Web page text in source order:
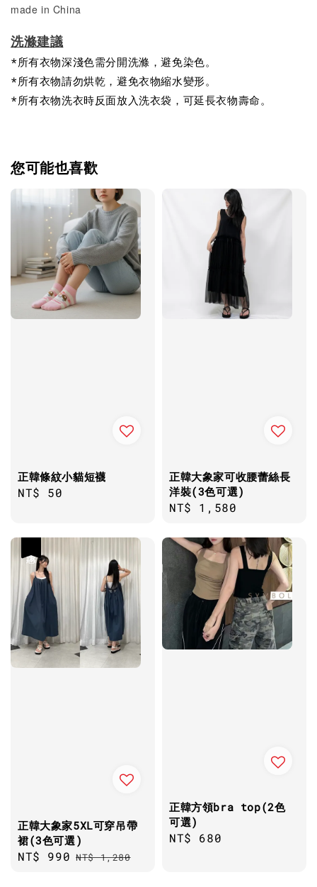
made in China
洗滌建議
*所有衣物深淺色需分開洗滌，避免染色。
*所有衣物請勿烘乾，避免衣物縮水變形。
*所有衣物洗衣時反面放入洗衣袋，可延長衣物壽命。
您可能也喜歡
正韓條紋小貓短襪
Regular
NT$ 50
正韓大象家可收腰蕾絲長
洋裝(3色可選)
Regular
NT$ 1,580
正韓大象家5XL可穿吊帶
裙(3色可選)
Sale
NT$ 990 Regular
NT$ 1,280
正韓方領bra top(2色
可選)
Regular
NT$ 680